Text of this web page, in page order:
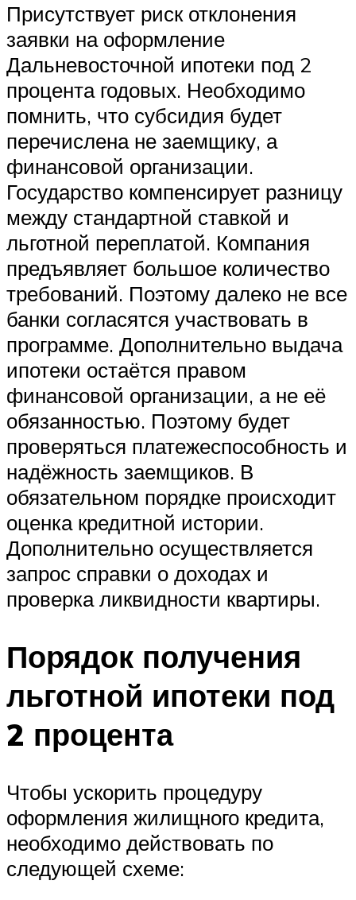
Присутствует риск отклонения
заявки на оформление
Дальневосточной ипотеки под 2
процента годовых. Необходимо
помнить, что субсидия будет
перечислена не заемщику, а
финансовой организации.
Государство компенсирует разницу
между стандартной ставкой и
льготной переплатой. Компания
предъявляет большое количество
требований. Поэтому далеко не все
банки согласятся участвовать в
программе. Дополнительно выдача
ипотеки остаётся правом
финансовой организации, а не её
обязанностью. Поэтому будет
проверяться платежеспособность и
надёжность заемщиков. В
обязательном порядке происходит
оценка кредитной истории.
Дополнительно осуществляется
запрос справки о доходах и
проверка ликвидности квартиры.
Порядок получения
льготной ипотеки под
2 процента
Чтобы ускорить процедуру
оформления жилищного кредита,
необходимо действовать по
следующей схеме: